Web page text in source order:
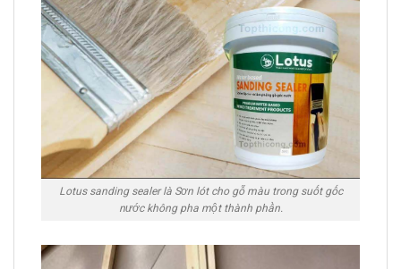
Lotus sanding sealer là Sơn lót cho gỗ màu trong suốt gốc
nước không pha một thành phần.